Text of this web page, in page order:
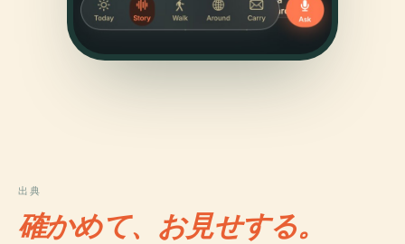
出典
確かめて、お見せする。